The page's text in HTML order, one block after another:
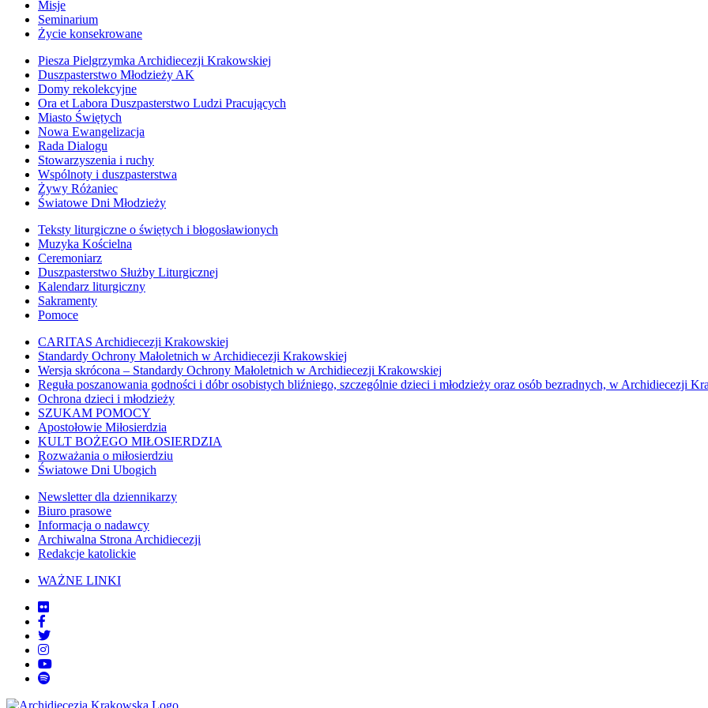
Misje
Seminarium
Życie konsekrowane
Piesza Pielgrzymka Archidiecezji Krakowskiej
Duszpasterstwo Młodzieży AK
Domy rekolekcyjne
Ora et Labora Duszpasterstwo Ludzi Pracujących
Miasto Świętych
Nowa Ewangelizacja
Rada Dialogu
Stowarzyszenia i ruchy
Wspólnoty i duszpasterstwa
Żywy Różaniec
Światowe Dni Młodzieży
Teksty liturgiczne o świętych i błogosławionych
Muzyka Kościelna
Ceremoniarz
Duszpasterstwo Służby Liturgicznej
Kalendarz liturgiczny
Sakramenty
Pomoce
CARITAS Archidiecezji Krakowskiej
Standardy Ochrony Małoletnich w Archidiecezji Krakowskiej
Wersja skrócona – Standardy Ochrony Małoletnich w Archidiecezji Krakowskiej
Reguła poszanowania godności i dóbr osobistych bliźniego, szczególnie dzieci i młodzieży oraz osób bezradnych, w Archidiecezji
Ochrona dzieci i młodzieży
SZUKAM POMOCY
Apostołowie Miłosierdzia
KULT BOŻEGO MIŁOSIERDZIA
Rozważania o miłosierdziu
Światowe Dni Ubogich
Newsletter dla dziennikarzy
Biuro prasowe
Informacja o nadawcy
Archiwalna Strona Archidiecezji
Redakcje katolickie
WAŻNE LINKI